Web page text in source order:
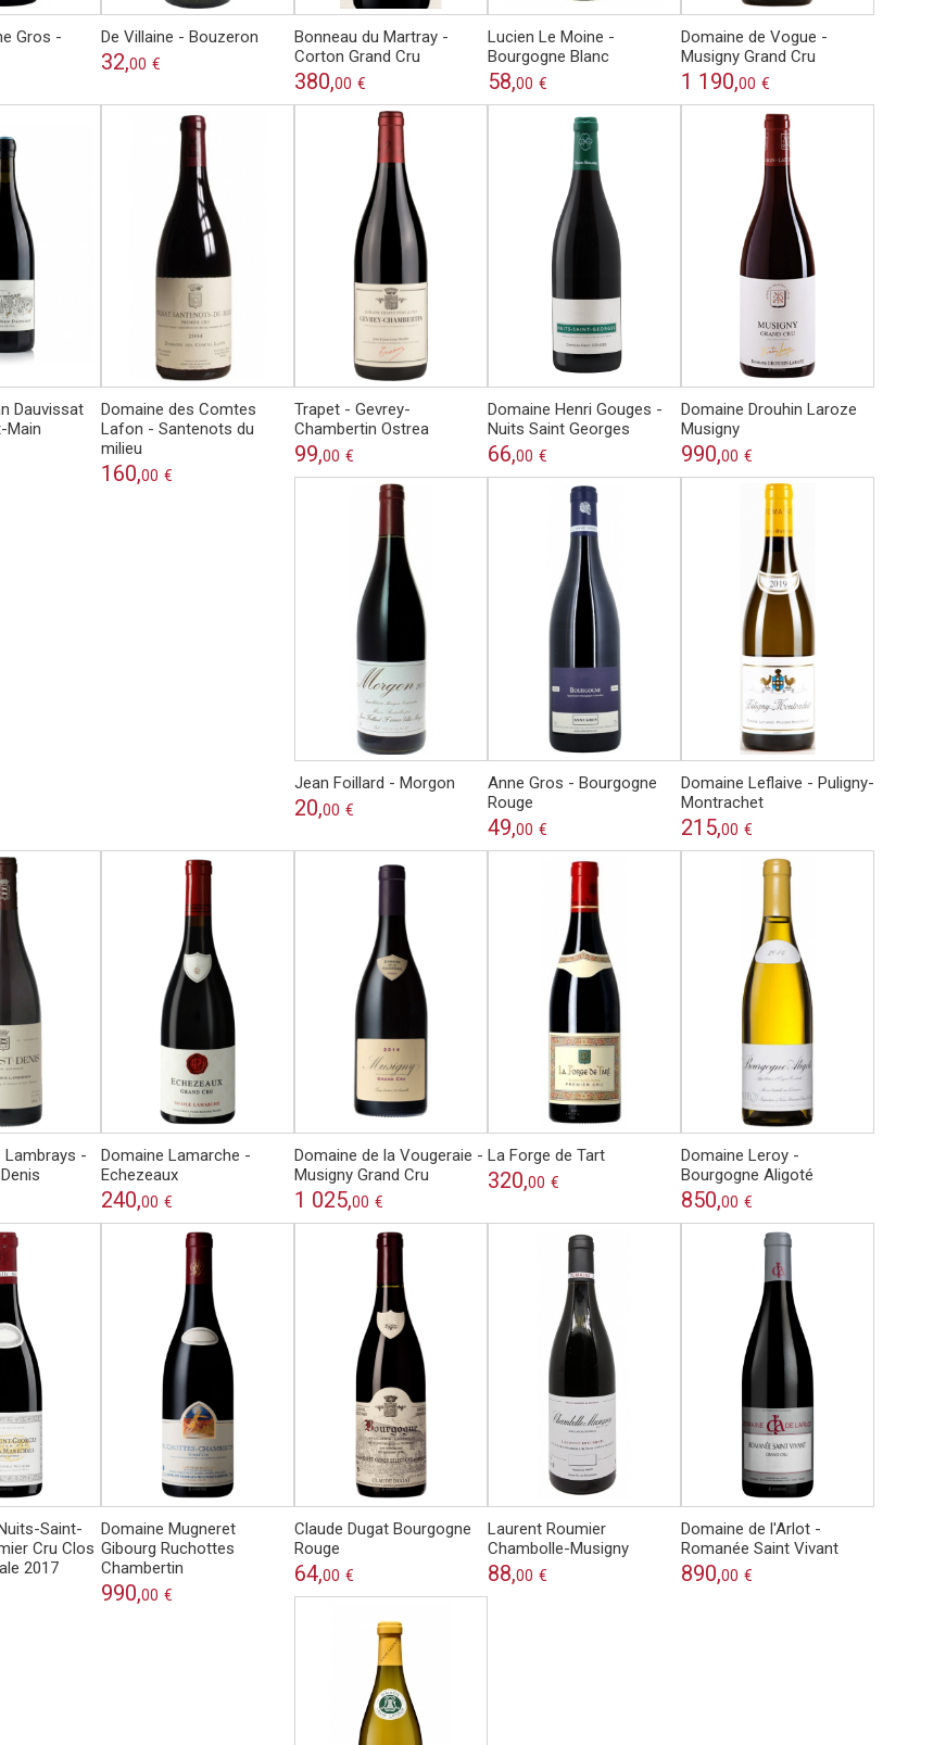
Gros -
De Villaine - Bouzeron
32,00 €
Bonneau du Martray -
Corton Grand Cru
380,00 €
Lucien Le Moine -
Bourgogne Blanc
58,00 €
Domaine de Vogue -
Musigny Grand Cru
1 190,00 €
Dauvissat
Main
Domaine des Comtes
Lafon - Santenots du
milieu
160,00 €
Trapet - Gevrey-
Chambertin Ostrea
99,00 €
Domaine Henri Gouges -
Nuits Saint Georges
66,00 €
Domaine Drouhin Laroze
Musigny
990,00 €
Jean Foillard - Morgon
20,00 €
Anne Gros - Bourgogne
Rouge
49,00 €
Domaine Leflaive - Puligny-
Montrachet
215,00 €
Lambrays -
Domaine Lamarche -
Echezeaux
240,00 €
Domaine de la Vougeraie -
Musigny Grand Cru
1 025,00 €
La Forge de Tart
320,00 €
Domaine Leroy -
Bourgogne Aligoté
850,00 €
Saint-
Cru Clos
2017
Domaine Mugneret
Gibourg Ruchottes
Chambertin
990,00 €
Claude Dugat Bourgogne
Rouge
64,00 €
Laurent Roumier
Chambolle-Musigny
88,00 €
Domaine de l'Arlot -
Romanée Saint Vivant
890,00 €